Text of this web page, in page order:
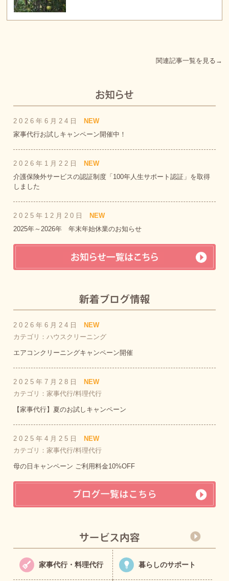
関連記事一覧を見る→
2026年6月24日
NEW
家事代行お試しキャンペーン開催中！
2026年1月22日
NEW
介護保険外サービスの認証制度「100年人生サポート認証」を取得
しました
2025年12月20日
NEW
2025年～2026年 年末年始休業のお知らせ
2026年6月24日
NEW
カテゴリ：ハウスクリーニング
エアコンクリーニングキャンペーン開催
2025年7月28日
NEW
カテゴリ：家事代行/料理代行
【家事代行】夏のお試しキャンペーン
2025年4月25日
NEW
カテゴリ：家事代行/料理代行
母の日キャンペーン ご利用料金10%OFF
家事代行・料理代行 暮らしのサポート